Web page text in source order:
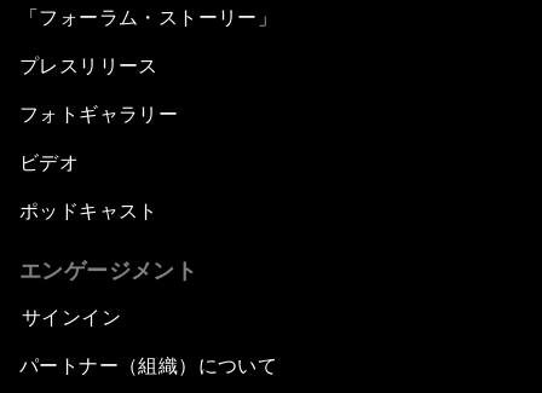
「フォーラム・ストーリー」
プレスリリース
フォトギャラリー
ビデオ
ポッドキャスト
エンゲージメント
サインイン
パートナー（組織）について